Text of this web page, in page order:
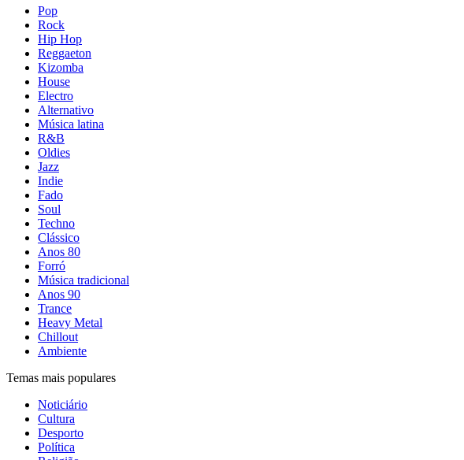
Pop
Rock
Hip Hop
Reggaeton
Kizomba
House
Electro
Alternativo
Música latina
R&B
Oldies
Jazz
Indie
Fado
Soul
Techno
Clássico
Anos 80
Forró
Música tradicional
Anos 90
Trance
Heavy Metal
Chillout
Ambiente
Temas mais populares
Noticiário
Cultura
Desporto
Política